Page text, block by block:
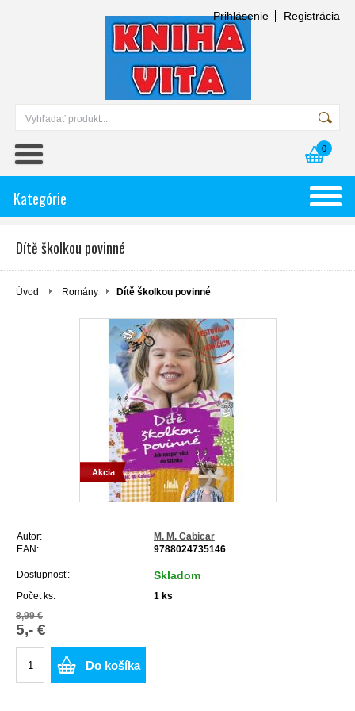
Prihlásenie Registrácia
0
Kategórie
Dítě školkou povinné
Úvod Romány Dítě školkou povinné
Akcia
Autor:
M. M. Cabicar
EAN:
9788024735146
Dostupnosť: Skladom
Počet ks: 1 ks
8,99 €
5,- €
Do košíka